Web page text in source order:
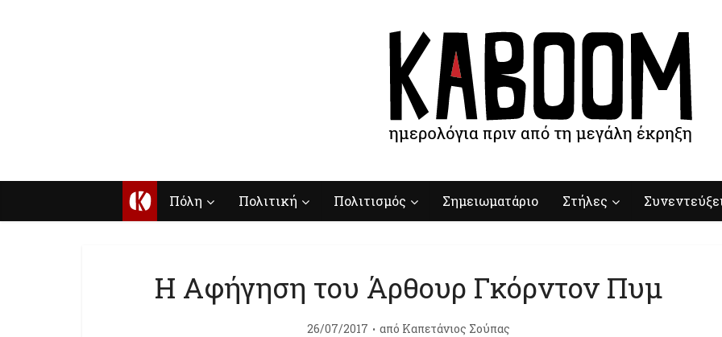
Κ Πόλη Πολιτική Πολιτισμός Σημειωματάριο Στήλες
Η Αφήγηση του Άρθουρ Γκόρντον Πυμ
26/07/2017 από Καπετάνιος Σούπας